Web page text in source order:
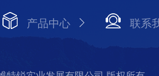
产品中心 联系